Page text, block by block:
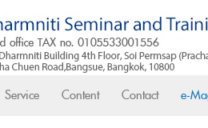
Service Content Contact e-